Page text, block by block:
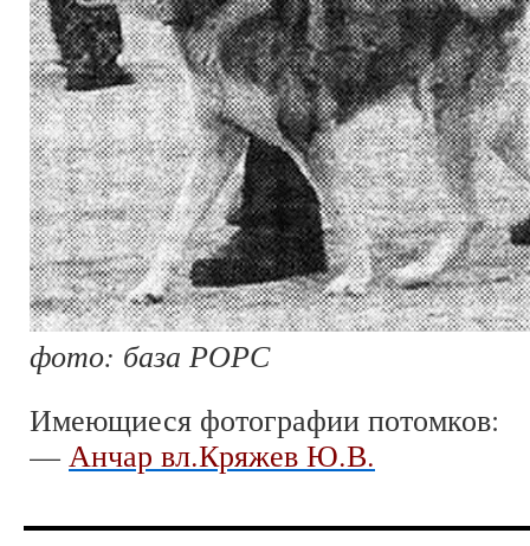
фото: база РОРС
Имеющиеся фотографии потомков:
— Анчар вл.Кряжев Ю.В.